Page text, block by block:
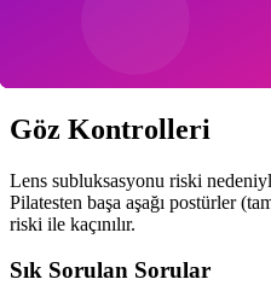
Göz Kontrolleri
Lens subluksasyonu riski
Pilatesten başa aşağı postürler
riski ile kaçınılır.
Sık Sorulan Sorular